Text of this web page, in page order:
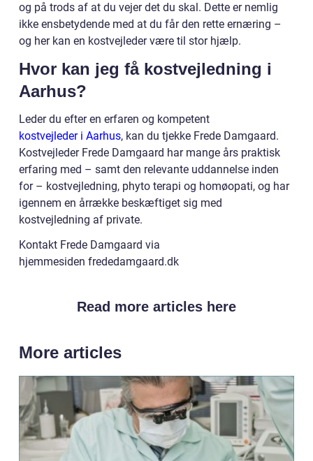
og på trods af at du vejer det du skal. Dette er nemlig
ikke ensbetydende med at du får den rette ernæring –
og her kan en kostvejleder være til stor hjælp.
Hvor kan jeg få kostvejledning i
Aarhus?
Leder du efter en erfaren og kompetent
kostvejleder i Aarhus, kan du tjekke Frede Damgaard.
Kostvejleder Frede Damgaard har mange års praktisk
erfaring med – samt den relevante uddannelse inden
for – kostvejledning, phyto terapi og homøopati, og har
igennem en årrække beskæftiget sig med
kostvejledning af private.
Kontakt Frede Damgaard via
hjemmesiden frededamgaard.dk
Read more articles here
More articles